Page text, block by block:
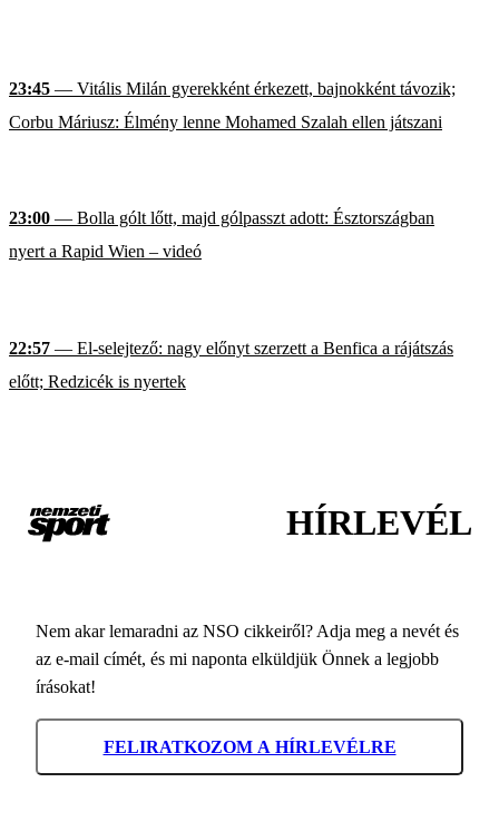
23:45 — Vitális Milán gyerekként érkezett, bajnokként távozik;
Corbu Máriusz: Élmény lenne Mohamed Szalah ellen játszani
23:00 — Bolla gólt lőtt, majd gólpasszt adott: Észtországban
nyert a Rapid Wien – videó
22:57 — El-selejtező: nagy előnyt szerzett a Benfica a rájátszás
előtt; Redzicék is nyertek
HÍRLEVÉL
Nem akar lemaradni az NSO cikkeiről? Adja meg a nevét és
az e-mail címét, és mi naponta elküldjük Önnek a legjobb
írásokat!
FELIRATKOZOM A HÍRLEVÉLRE